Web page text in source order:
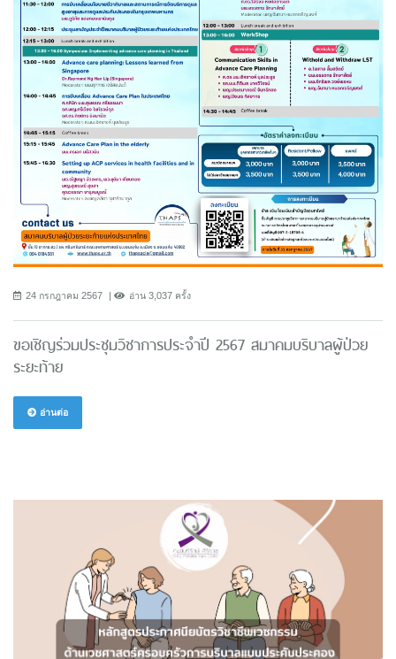
24 กรกฎาคม 2567 อ่าน 3,037 ครั้ง
ขอเชิญร่วมประชุมวิชาการประจำปี 2567 สมาคมบริบาลผู้ป่วย
ระยะท้าย
อ่านต่อ